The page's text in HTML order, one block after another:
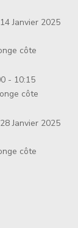
Janvier 2025
côte
- 10:15
côte
Janvier 2025
côte